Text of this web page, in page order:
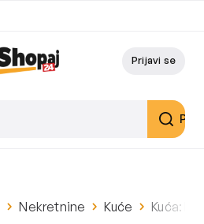
Prijavi se
Nekretnine Kuće Kuća: